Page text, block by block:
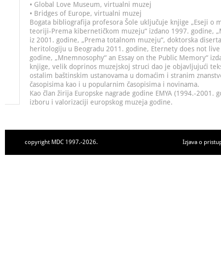
• Global Love Museum, virtualni muzej
• Bridges of Europe, virtualni muzej
Bogata bibliografija profesora Šole uključuje knjige „Eseji o
teoriji-Prema kibernetičkom muzeju“ izdano 1997. godine,
iz 2001. godine, „Prema totalnom muzeju“, doktorska
heritologiju u Beogradu 2011. godine, Eternety does not
godine, „Mnemnosophy“ an Essay on the Public Memory“
knjige, velik doprinos muzejskoj struci dao je objavljujući
ostalim baštinskim ustanovama u domaćim i stranim
časopisima kao i u popularnim časopisima i novinama.
Kao član žirija Europske nagrade godine EMYA (1994.-2001.
izboru i valorizaciji europskog muzeja godine.
copyright MDC 1997.-2026. Izjava o